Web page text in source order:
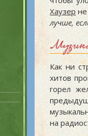
Хаузерне
лучше,
Как ни
хитов
горел
на